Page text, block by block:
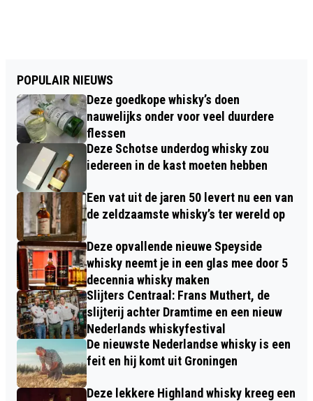
POPULAIR NIEUWS
Deze goedkope whisky’s doen
nauwelijks onder voor veel duurdere
flessen
Deze Schotse underdog whisky zou
iedereen in de kast moeten hebben
Een vat uit de jaren 50 levert nu een van
de zeldzaamste whisky’s ter wereld op
Deze opvallende nieuwe Speyside
whisky neemt je in een glas mee door 5
decennia whisky maken
Slijters Centraal: Frans Muthert, de
slijterij achter Dramtime en een nieuw
Nederlands whiskyfestival
De nieuwste Nederlandse whisky is een
feit en hij komt uit Groningen
Deze lekkere Highland whisky kreeg een